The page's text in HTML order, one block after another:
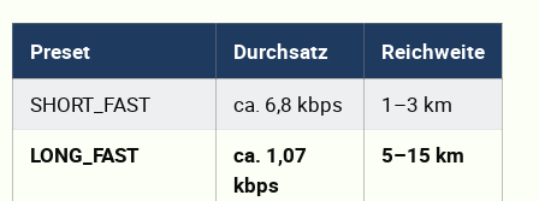
Preset Durchsatz
Reichweite
SHORT_FAST
ca. 6,8 kbps
1–3 km
LONG_FAST
ca. 1,07
kbps
5–15 km